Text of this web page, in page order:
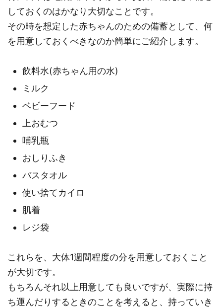
しておくのはかなり大切なことです。
その時を想定した赤ちゃんのための備蓄として、何
を用意しておくべきなのか簡単にご紹介します。
飲料水(赤ちゃん用の水)
ミルク
ベビーフード
上おむつ
哺乳瓶
おしりふき
バスタオル
使い捨てカイロ
肌着
レジ袋
これらを、大体1週間程度の分を用意しておくこと
が大切です。
もちろんそれ以上用意しても良いですが、実際に持
ち運んだりするときのことを考えると、持っていき